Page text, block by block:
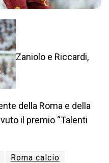
Zaniolo e Riccardi,
della Roma e della
il premio “Talenti
Roma calcio